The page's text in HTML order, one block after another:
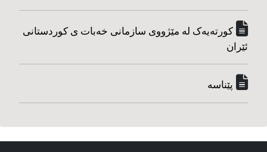
کورته‌یه‌ک له مێژووی سازمانی خه‌بات ی کوردستانی
ئێران
پێناسه‌